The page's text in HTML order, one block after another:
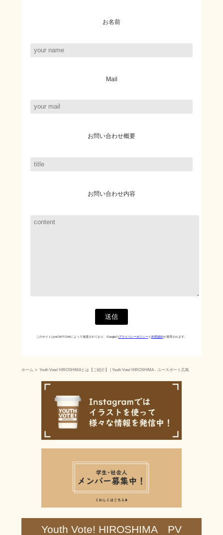
お名前
Mail
お問い合わせ概要
お問い合わせ内容
このサイトはreCAPTCHAによって保護されており、Googleのプライバシーポリシーと 利用規約が適用されます。
ホーム Youth Vote! HIROSHIMAとは【ご紹介】 | Youth Vote! HIROSHIMA - ユースボート広島
Youth Vote! HIROSHIMA PV